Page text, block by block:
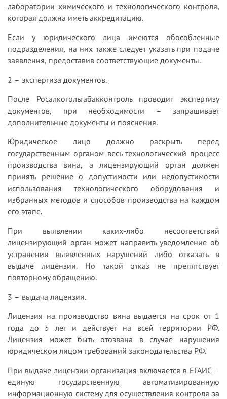
лаборатории химического и технологического контроля,
которая должна иметь аккредитацию.
Если у юридического лица имеются обособленные
подразделения, на них также следует указать при подаче
заявления, предоставив соответствующие документы.
2 – экспертиза документов.
После Росалкогольтабакконтроль проводит экспертизу
документов, при необходимости – запрашивает
дополнительные документы и пояснения.
Юридическое лицо должно раскрыть перед
государственным органом весь технологический процесс
производства вина, а лицензирующий орган должен
принять решение о допустимости или недопустимости
использования технологического оборудования и
избранных методов и способов производства на каждом
его этапе.
При выявлении каких-либо несоответствий
лицензирующий орган может направить уведомление об
устранении выявленных нарушений либо отказать в
выдаче лицензии. Но такой отказ не препятствует
повторному обращению.
3 – выдача лицензии.
Лицензия на производство вина выдается на срок от 1
года до 5 лет и действует на всей территории РФ.
Лицензия может быть отозвана в случае нарушения
юридическом лицом требований законодательства РФ.
При выдаче лицензии организация включается в ЕГАИС –
единую государственную автоматизированную
информационную систему для осуществления контроля за